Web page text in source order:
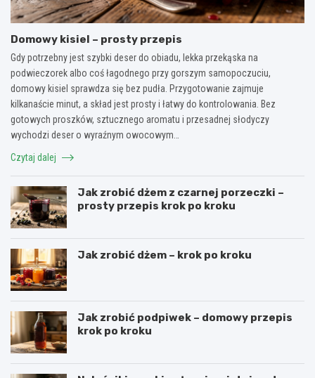
Domowy kisiel – prosty przepis
Gdy potrzebny jest szybki deser do obiadu, lekka przekąska na
podwieczorek albo coś łagodnego przy gorszym samopoczuciu,
domowy kisiel sprawdza się bez pudła. Przygotowanie zajmuje
kilkanaście minut, a skład jest prosty i łatwy do kontrolowania. Bez
gotowych proszków, sztucznego aromatu i przesadnej słodyczy
wychodzi deser o wyraźnym owocowym…
Czytaj dalej
Jak zrobić dżem z czarnej porzeczki –
prosty przepis krok po kroku
Jak zrobić dżem – krok po kroku
Jak zrobić podpiwek – domowy przepis
krok po kroku